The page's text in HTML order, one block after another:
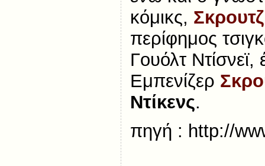
κόμικς, Σκρουτζ
περίφημος
Γουόλτ
Εμπενίζερ
Ντίκενς.
πηγή : http://